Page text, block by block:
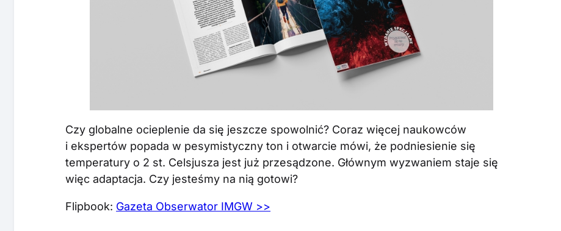
Czy globalne ocieplenie da się jeszcze spowolnić? Coraz więcej naukowców
i ekspertów popada w pesymistyczny ton i otwarcie mówi, że podniesienie się
temperatury o 2 st. Celsjusza jest już przesądzone. Głównym wyzwaniem staje się
więc adaptacja. Czy jesteśmy na nią gotowi?
Flipbook: Gazeta Obserwator IMGW >>